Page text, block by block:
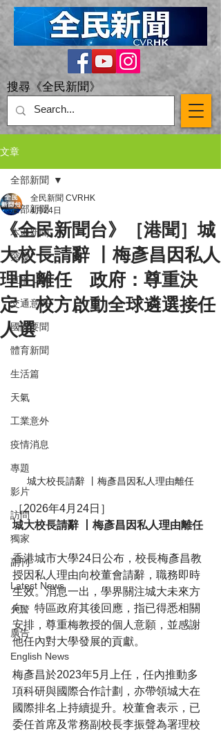
搜尋《全民新聞》
文章
全部新聞
本港新聞
突發
直播 Live
交通意外
國際要聞
體育新聞
生活篇
天氣
工業意外
疫情消息
專題
影片
訪問
獨家
副刊
Latest News
火警
廣告
English News
全部新聞
《全民新聞台》［港聞］城
大校長請辭 丨梅彥昌因私人
理由離任 政府：尊重決
定 校方啟動全球遴選接任
人選
全民新聞 CVRHK
4月24日
城大校長請辭 丨梅彥昌因私人理由離任
［2026年4月24日］
城大校長請辭 丨梅彥昌因私人理由離任
香港城市大學24日公布，校長梅彥昌教
授因私人理由向校董會請辭，職務即時
生效。消息一出，學界關注城大未來方
向。特區政府其後回應，指已得悉相關
安排，尊重梅教授的個人意願，並感謝
他任內對大學發展的貢獻。
梅彥昌於2023年5月上任，任內推動多
項科研與國際合作計劃，亦帶領城大在
國際排名上持續提升。校董會表示，已
委任首席及常務副校長李振聲為署理校